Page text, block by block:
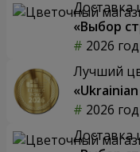
Доставка
«Выбор
2026 год
Лучший
2026 год
Доставка